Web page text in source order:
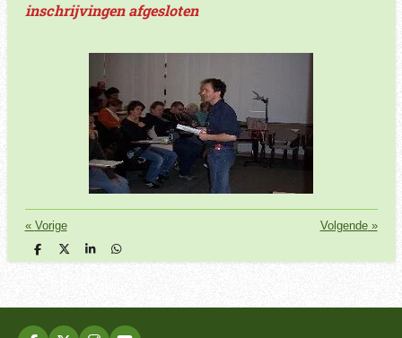
inschrijvingen afgesloten
« Vorige Volgende»
D
e
D
e
S
h
D
e